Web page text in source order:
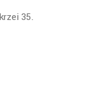
35.